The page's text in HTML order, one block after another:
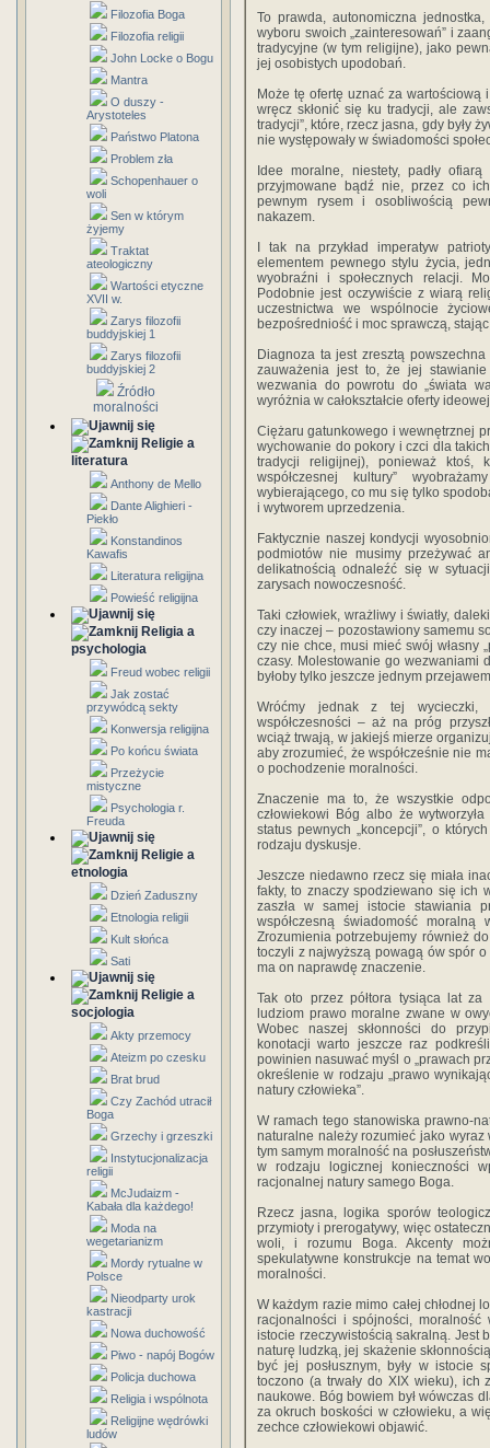
Filozofia Boga
Filozofia religii
John Locke o Bogu
Mantra
O duszy -
Arystoteles
Państwo Platona
Problem zła
Schopenhauer o
woli
Sen w którym
żyjemy
Traktat
ateologiczny
Wartości etyczne
XVII w.
Zarys filozofii
buddyjskiej 1
Zarys filozofii
buddyjskiej 2
Źródło
moralności
Religie a
literatura
Anthony de Mello
Dante Alighieri -
Piekło
Konstandinos
Kawafis
Literatura religijna
Powieść religijna
Religia a
psychologia
Freud wobec religii
Jak zostać
przywódcą sekty
Konwersja religijna
Po końcu świata
Przeżycie
mistyczne
Psychologia r.
Freuda
Religie a
etnologia
Dzień Zaduszny
Etnologia religii
Kult słońca
Sati
Religie a
socjologia
Akty przemocy
Ateizm po czesku
Brat brud
Czy Zachód utracił
Boga
Grzechy i grzeszki
Instytucjonalizacja
religii
McJudaizm -
Kabała dla każdego!
Moda na
wegetarianizm
Mordy rytualne w
Polsce
Nieodparty urok
kastracji
Nowa duchowość
Piwo - napój Bogów
Policja duchowa
Religia i wspólnota
Religijne wędrówki
ludów
To prawda, autonomiczna
wyboru swoich „zainteresowań” i
tradycyjne (w tym religijne), jako
jej osobistych upodobań.
Może tę ofertę uznać za
wręcz skłonić się ku tradycji, ale
tradycji”, które, rzecz jasna, gdy były
nie występowały w świadomości
Idee moralne, niestety, padły
przyjmowane bądź nie, przez co
pewnym rysem i osobliwością
nakazem.
I tak na przykład imperatyw
elementem pewnego stylu życia,
wyobraźni i społecznych relacji.
Podobnie jest oczywiście z wiarą
uczestnictwa we wspólnocie
bezpośredniość i moc sprawczą,
Diagnoza ta jest zresztą
zauważenia jest to, że jej
wezwania do powrotu do „świata
wyróżnia w całokształcie oferty
Ciężaru gatunkowego i wewnętrznej
wychowanie do pokory i czci dla
tradycji religijnej), ponieważ ktoś,
współczesnej kultury”
wybierającego, co mu się tylko
i wytworem uprzedzenia.
Faktycznie naszej kondycji
podmiotów nie musimy przeżywać
delikatnością odnaleźć się w
zarysach nowoczesność.
Taki człowiek, wrażliwy i światły,
czy inaczej – pozostawiony samemu
czy nie chce, musi mieć swój własny
czasy. Molestowanie go wezwaniami
byłoby tylko jeszcze jednym
Wróćmy jednak z tej wycieczki,
współczesności – aż na próg
wciąż trwają, w jakiejś mierze
aby zrozumieć, że współcześnie nie
o pochodzenie moralności.
Znaczenie ma to, że wszystkie
człowiekowi Bóg albo że
status pewnych „koncepcji”, o
rodzaju dyskusje.
Jeszcze niedawno rzecz się miała
fakty, to znaczy spodziewano się ich
zaszła w samej istocie stawiania
współczesną świadomość
Zrozumienia potrzebujemy również
toczyli z najwyższą powagą ów spór
ma on naprawdę znaczenie.
Tak oto przez półtora tysiąca lat za
ludziom prawo moralne zwane w
Wobec naszej skłonności do
konotacji warto jeszcze raz
powinien nasuwać myśl o „prawach
określenie w rodzaju „prawo
natury człowieka”.
W ramach tego stanowiska prawno-
naturalne należy rozumieć jako wyraz
tym samym moralność na
w rodzaju logicznej konieczności
racjonalnej natury samego Boga.
Rzecz jasna, logika sporów
przymioty i prerogatywy, więc
woli, i rozumu Boga. Akcenty
spekulatywne konstrukcje na temat
moralności.
W każdym razie mimo całej chłodnej
racjonalności i spójności,
istocie rzeczywistością sakralną. Jest
naturę ludzką, jej skażenie
być jej posłusznym, były w istocie
toczono (a trwały do XIX wieku), ich
naukowe. Bóg bowiem był wówczas
za okruch boskości w człowieku, a
zechce człowiekowi objawić.